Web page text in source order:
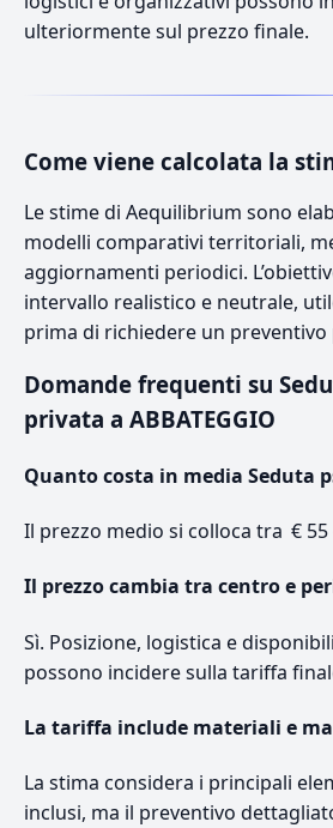
ulteriormente sul prezzo finale.
Come viene calcolata la
Le stime di Aequilibrium sono
modelli comparativi territoriali,
aggiornamenti periodici.
intervallo realistico e neutrale,
prima di richiedere un preventivo
Domande frequenti su
privata a ABBATEGGIO
Quanto costa in media Seduta
Il prezzo medio si colloca tra € 55
Il prezzo cambia tra centro e
Sì. Posizione, logistica e
possono incidere sulla tariffa
La tariffa include materiali e
La stima considera i principali
inclusi, ma il preventivo